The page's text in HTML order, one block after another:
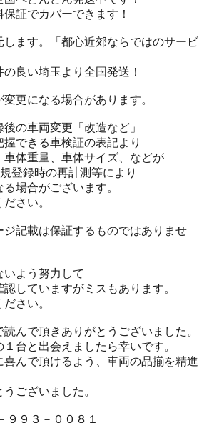
でカバーできます！
します。「都心近郊ならではのサービ
い埼玉より全国発送！
変更になる場合があります。
車両変更「改造など」
きる車検証の表記より
重量、車体サイズ、などが
録時の再計測等により
合がございます。
い。
ジ記載は保証するものではありませ
う努力して
ていますがミスもあります。
い。
で頂きありがとうございました。
と出会えましたら幸いです。
で頂けるよう、車両の品揃を精進
ざいました。
９９３－００８１